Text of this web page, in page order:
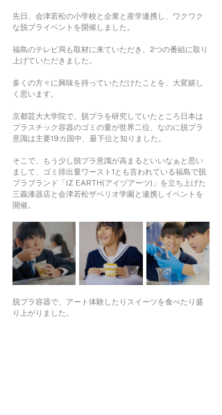
先日、会津若松の小学校と企業と産学連携し、ワクワク
な脱プライベントを開催しました。
福島のテレビ局も取材に来ていただき、2つの番組に取り
上げていただきました。
多くの方々に興味を持っていただけたことを、大変嬉し
く思います。
京都芸大大学院で、脱プラを研究していたところ日本は
プラスチック容器のゴミの量が世界二位、なのに脱プラ
意識は主要19カ国中、最下位と知りました。
そこで、もう少し脱プラ意識が高まるといいなぁと思い
まして、ゴミ排出量ワースト1とも言われている福島で脱
プラブランド「IZ EARTH(アイヅアーツ)」を立ち上げた
三義漆器店と会津若松ザベリオ学園と連携しイベントを
開催。
脱プラ容器で、アート体験したりスイーツを食べたり盛
り上がりました。